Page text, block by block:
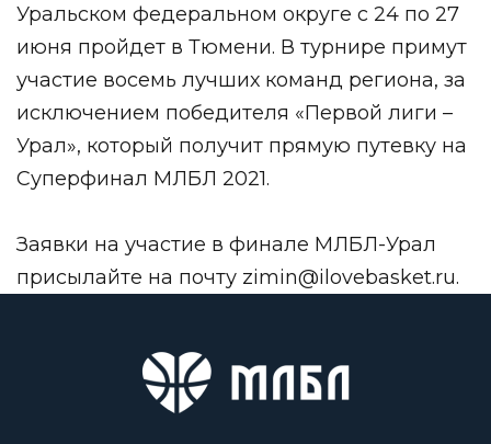
Уральском федеральном округе с 24 по 27
июня пройдет в Тюмени. В турнире примут
участие восемь лучших команд региона, за
исключением победителя «Первой лиги –
Урал», который получит прямую путевку на
Суперфинал МЛБЛ 2021.
Заявки на участие в финале МЛБЛ-Урал
присылайте на почту zimin@ilovebasket.ru.